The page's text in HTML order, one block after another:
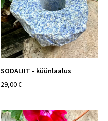
SODALIIT - küünlaalus
29,00 €